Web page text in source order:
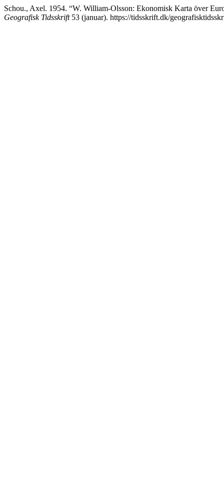
Schou., Axel. 1954. “W. William-Olsson: Ekonomisk Karta över
Geografisk Tidsskrift53 (januar). https://tidsskrift.dk/